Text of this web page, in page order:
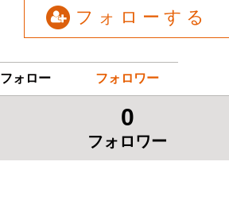
フォローする
フォロー フォロワー
0
フォロワー